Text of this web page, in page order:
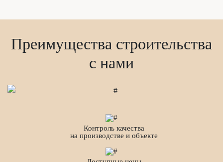
Преимущества строительства
с нами
Контроль качества
на производстве и объекте